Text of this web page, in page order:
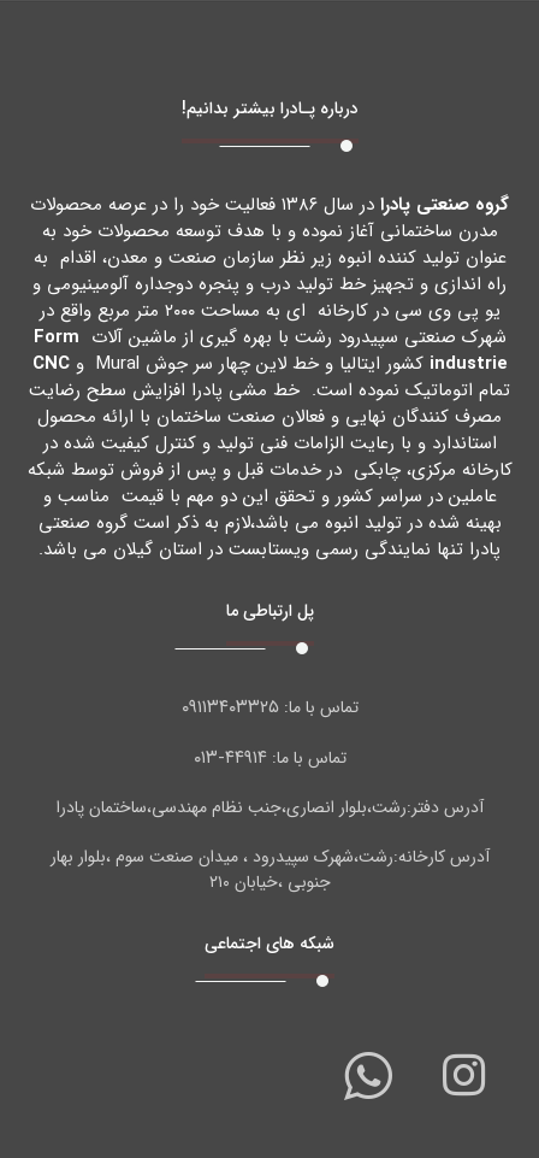
درباره پـادرا بیشتر بدانیم!
گروه صنعتی پادرا
در سال ۱۳۸۶ فعالیت خود را در عرصه محصولات
مدرن ساختمانی آغاز نموده و با هدف توسعه محصولات خود به
عنوان تولید کننده انبوه زیر نظر سازمان صنعت و معدن، اقدام به
راه اندازي و تجهیز خط تولید درب و پنجره دوجداره آلومینیومی و
یو پی وي سی در کارخانه اي به مساحت ۲۰۰۰ متر مربع واقع در
شهرك صنعتی سپیدرود رشت با بهره گیري از ماشین آلات Form
industrie کشور ایتالیا و خط لاین چهار سر جوش Mural و
CNC
تمام اتوماتیک نموده است. خط مشی پادرا افزایش سطح رضایت
مصرف کنندگان نهایی و فعالان صنعت ساختمان با ارائه محصول
استاندارد و با رعایت الزامات فنی تولید و کنترل کیفیت شده در
کارخانه مرکزي، چابکی در خدمات قبل و پس از فروش توسط شبکه
عاملین در سراسر کشور و تحقق این دو مهم با قیمت مناسب و
بهینه شده در تولید انبوه می باشد،لازم به ذکر است گروه صنعتی
پادرا تنها نمایندگی رسمی ویستابست در استان گیلان می باشد.
پل ارتباطی ما
تماس با ما:۰۹۱۱۳۴۰۳۳۲۵
تماس با ما: ۴۴۹۱۴-۰۱۳
آدرس دفتر:رشت،بلوار انصاری،جنب نظام مهندسی،ساختمان پادرا
آدرس کارخانه:رشت،شهرک سپیدرود ، میدان صنعت سوم ،بلوار بهار
جنوبی ،خیابان ۲۱۰
شبکه های اجتماعی